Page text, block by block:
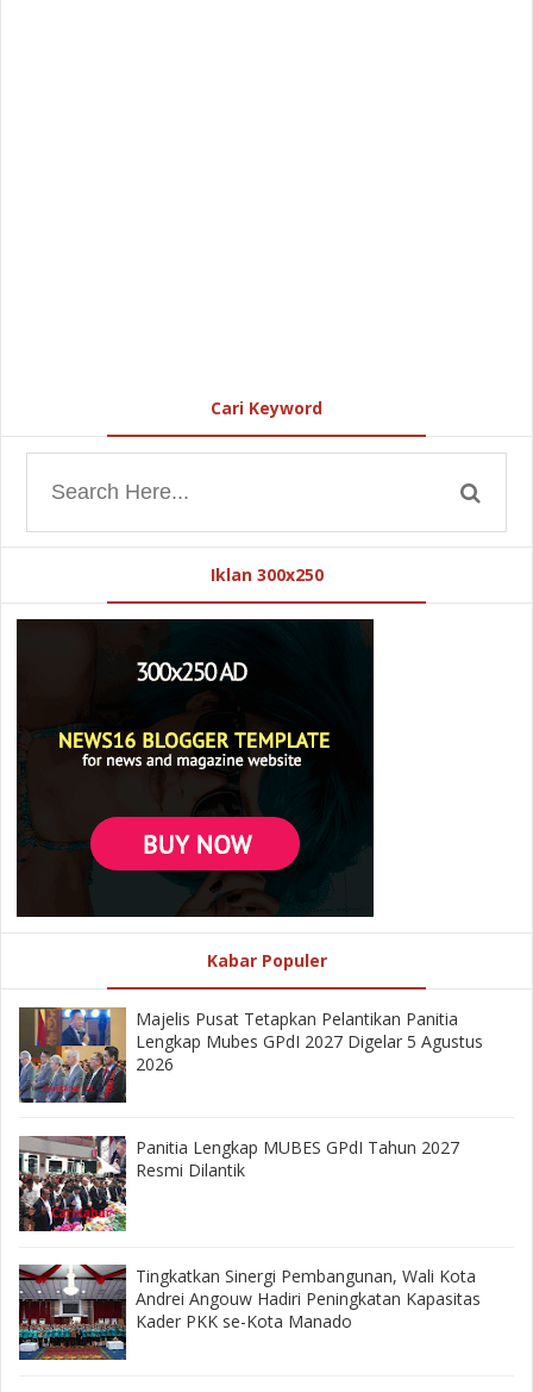
Cari Keyword
Iklan 300x250
Kabar Populer
Majelis Pusat Tetapkan Pelantikan Panitia
Lengkap Mubes GPdI 2027 Digelar 5 Agustus
2026
Panitia Lengkap MUBES GPdI Tahun 2027
Resmi Dilantik
‎Tingkatkan Sinergi Pembangunan, Wali Kota
Andrei Angouw Hadiri Peningkatan Kapasitas
Kader PKK se-Kota Manado